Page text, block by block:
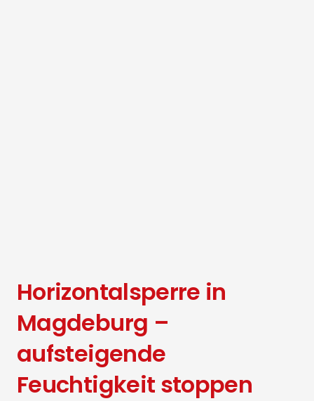
Horizontalsperre in
Magdeburg –
aufsteigende
Feuchtigkeit stoppen